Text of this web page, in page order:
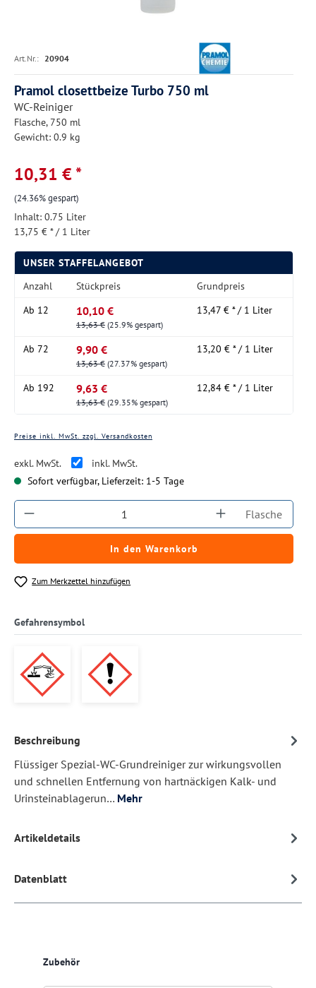
Art.Nr.: 20904
Pramol closettbeize Turbo 750 ml
WC-Reiniger
Flasche, 750 ml
Gewicht: 0.9 kg
10,31 € *
(24.36% gespart)
Inhalt: 0.75 Liter
13,75 € * / 1 Liter
UNSER STAFFELANGEBOT
Anzahl
Stückpreis
Grundpreis
Ab 12 10,10 €
13,63 € (25.9% gespart)
13,47 € * / 1 Liter
Ab 72 9,90 €
13,63 € (27.37% gespart)
13,20 € * / 1 Liter
Ab 192 9,63 €
13,63 € (29.35% gespart)
12,84 € * / 1 Liter
Preise inkl. MwSt. zzgl. Versandkosten
exkl. MwSt.
inkl. MwSt.
Sofort verfügbar, Lieferzeit: 1-5 Tage
Produkt Anzahl: Gib den gewünschten
Flasche
In den Warenkorb
Zum Merkzettel hinzufügen
Gefahrensymbol
Beschreibung
Flüssiger Spezial-WC-Grundreiniger zur wirkungsvollen
und schnellen Entfernung von hartnäckigen Kalk- und
Urinsteinablagerun… Mehr
Artikeldetails
Datenblatt
Produktgalerie überspringen
Zubehör